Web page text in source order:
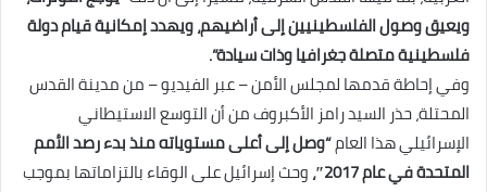
ويعيق وصول الفلسطينيين إلى أراضيهم، ويهدد إمكانية قيام دولة
فلسطينية متصلة جغرافيا وذات سيادة”.
وفي إحاطة قدمها لمجلس الأمن – عبر الفيديو – من مدينة القدس
المحتلة، حذر السيد رامز الأكبروف من أن التوسع الاستيطاني
الإسرائيلي هذا العام“وصل إلى أعلى مستوياته منذ بدء رصد الأمم
المتحدة في عام 2017″،
وحث إسرائيل على الوقاء بالتزاماتها بموجب